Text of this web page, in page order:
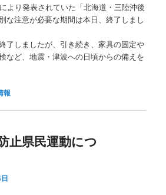
より発表されていた「北海道・三陸沖後
な注意が必要な期間は本日、終了しまし
了しましたが、引き続き、家具の固定や
など、地震・津波への日頃からの備えを
報
止県民運動につ